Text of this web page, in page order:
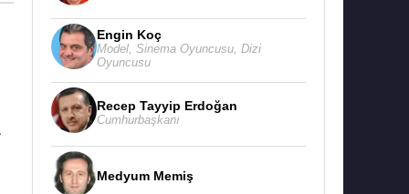
Engin Koç
Model, Sinema Oyuncusu, Dizi
Oyuncusu
Recep Tayyip Erdoğan
Cumhurbaşkanı
Medyum Memiş